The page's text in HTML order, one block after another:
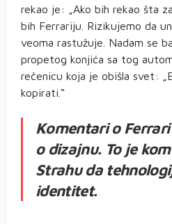
rekao je: „Ako bih rekao šta
bih Ferrariju. Rizikujemo da
veoma rastužuje. Nadam se
propetog konjića sa tog
rečenicu koja je obišla svet:
kopirati.“
Komentari o
o dizajnu. To je
Strahu da
identitet.